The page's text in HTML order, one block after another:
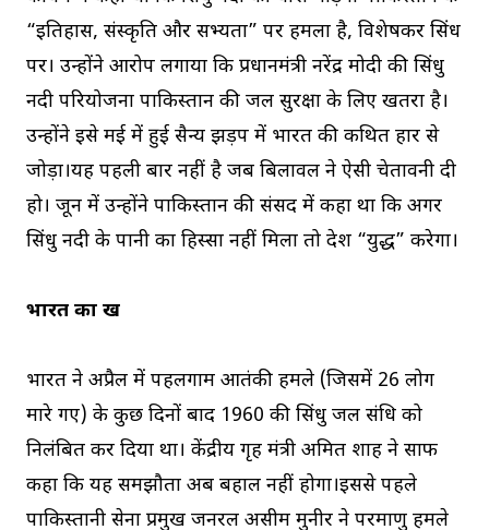
“इतिहास, संस्कृति और सभ्यता” पर हमला है, विशेषकर सिंध
पर। उन्होंने आरोप लगाया कि प्रधानमंत्री नरेंद्र मोदी की सिंधु
नदी परियोजना पाकिस्तान की जल सुरक्षा के लिए खतरा है।
उन्होंने इसे मई में हुई सैन्य झड़प में भारत की कथित हार से
जोड़ा।यह पहली बार नहीं है जब बिलावल ने ऐसी चेतावनी दी
हो। जून में उन्होंने पाकिस्तान की संसद में कहा था कि अगर
सिंधु नदी के पानी का हिस्सा नहीं मिला तो देश “युद्ध” करेगा।
भारत का रुख
भारत ने अप्रैल में पहलगाम आतंकी हमले (जिसमें 26 लोग
मारे गए) के कुछ दिनों बाद 1960 की सिंधु जल संधि को
निलंबित कर दिया था। केंद्रीय गृह मंत्री अमित शाह ने साफ
कहा कि यह समझौता अब बहाल नहीं होगा।इससे पहले
पाकिस्तानी सेना प्रमुख जनरल असीम मुनीर ने परमाणु हमले